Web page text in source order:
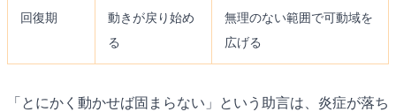
回復期
動きが戻り始め
る
無理のない範囲で可動域を
広げる
「とにかく動かせば固まらない」という助言は、炎症が落ち